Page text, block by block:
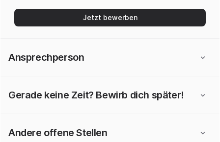
Jetzt bewerben
Ansprechperson
Gerade keine Zeit? Bewirb dich später!
Andere offene Stellen